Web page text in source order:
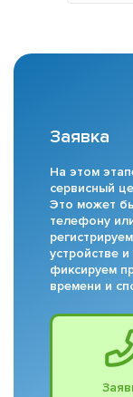
Заявка
На этом
сервисный
Это может
телефону
устройстве
фиксируем
времени и